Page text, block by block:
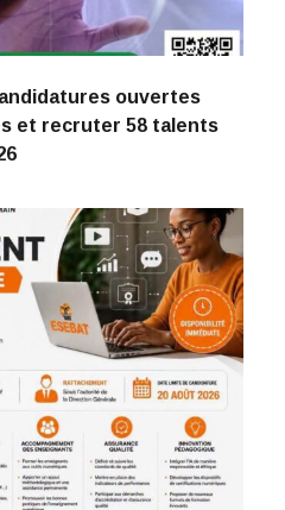
ouvertes
et recruter 58 talents